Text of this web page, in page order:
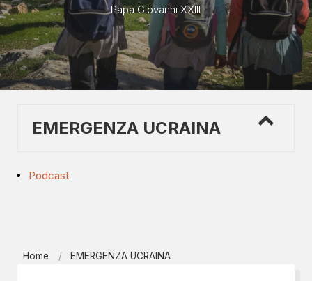
Papa Giovanni XXIII
EMERGENZA UCRAINA
Podcast
Home EMERGENZA UCRAINA